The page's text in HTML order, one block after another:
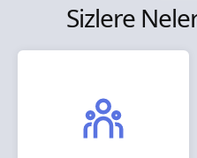
Sizlere